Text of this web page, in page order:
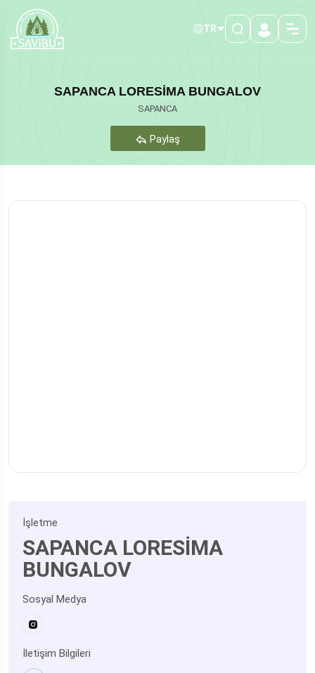
TR
SAPANCA LORESİMA BUNGALOV
SAPANCA
Paylaş
İşletme
SAPANCA LORESİMA
BUNGALOV
Sosyal Medya
İletişim Bilgileri